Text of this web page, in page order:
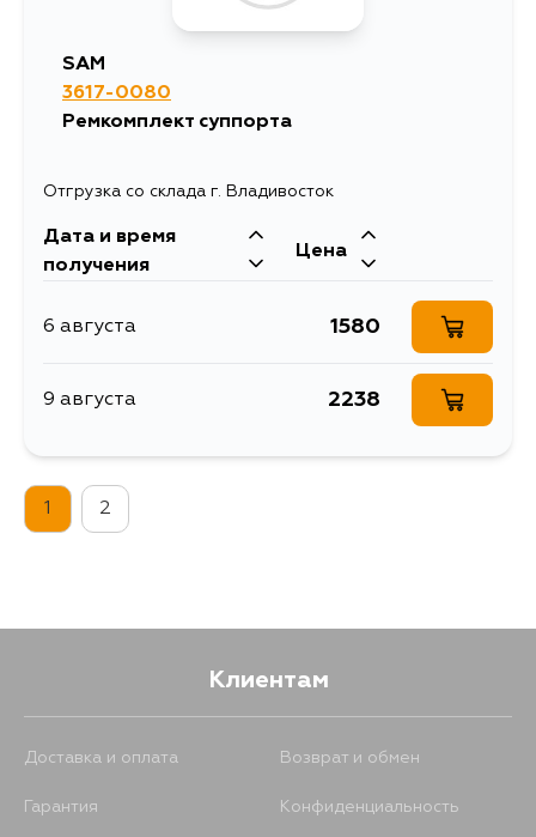
28 августа
SAM
3617-0080
Ремкомплект суппорта
Отгрузка со склада г. Владивосток
Дата и время
получения
Цена
6 августа 1580
9 августа 2238
1 2
Клиентам
Доставка и оплата Возврат и обмен
Гарантия Конфиденциальность